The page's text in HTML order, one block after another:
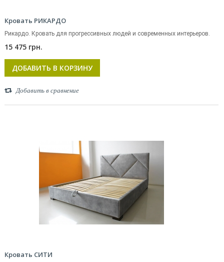
Кровать РИКАРДО
Рикардо. Кровать для прогрессивных людей и современных интерьеров.
15 475 грн.
ДОБАВИТЬ В КОРЗИНУ
Добавить в сравнение
Кровать СИТИ